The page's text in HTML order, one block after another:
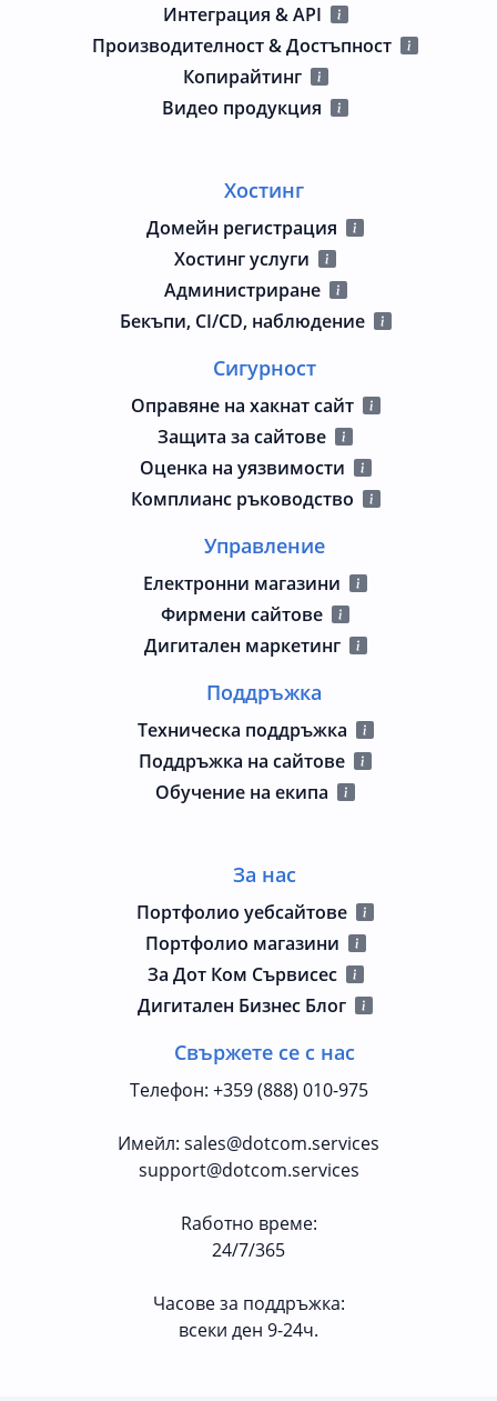
Интеграция & API
Производителност & Достъпност
Копирайтинг
Видео продукция
Хостинг
Домейн регистрация
Хостинг услуги
Администриране
Бекъпи, CI/CD, наблюдение
Сигурност
Оправяне на хакнат сайт
Защита за сайтове
Оценка на уязвимости
Комплианс ръководство
Управление
Електронни магазини
Фирмени сайтове
Дигитален маркетинг
Поддръжка
Техническа поддръжка
Поддръжка на сайтове
Обучение на екипа
За нас
Портфолио уебсайтове
Портфолио магазини
За Дот Ком Сървисес
Дигитален Бизнес Блог
Свържете се с нас
Телефон: +359 (888) 010-975
Имейл: sales@dotcom.services
support@dotcom.services
Rаботно време:
24/7/365
Часове за поддръжка:
всеки ден 9-24ч.